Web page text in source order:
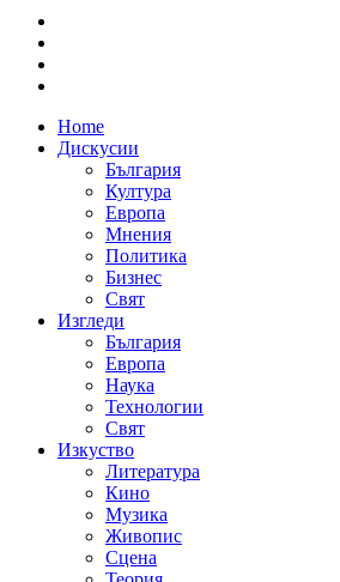
Home
Дискусии
България
Култура
Европа
Мнения
Политика
Бизнес
Свят
Изгледи
България
Европа
Наука
Технологии
Свят
Изкуство
Литература
Кино
Музика
Живопис
Сцена